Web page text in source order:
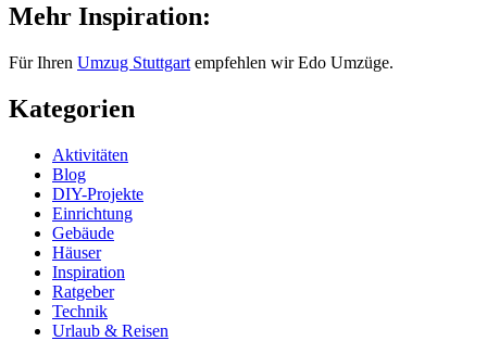
Mehr Inspiration:
Für Ihren Umzug Stuttgart empfehlen wir Edo Umzüge.
Kategorien
Aktivitäten
Blog
DIY-Projekte
Einrichtung
Gebäude
Häuser
Inspiration
Ratgeber
Technik
Urlaub & Reisen